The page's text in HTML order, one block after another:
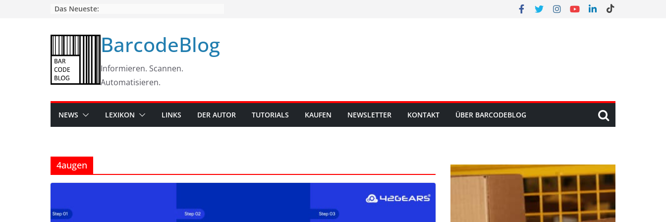
Das Neueste:
BarcodeBlog
Informieren. Scannen.
Automatisieren.
NEWS LEXIKON LINKS DER AUTOR TUTORIALS KAUFEN NEWSLETTER KONTAKT ÜBER BARCODEBLOG
4augen